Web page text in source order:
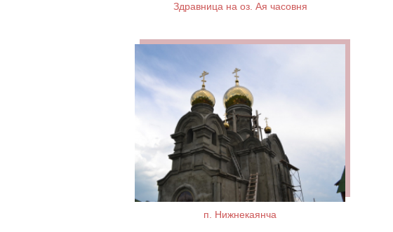
Здравница на оз. Ая часовня
п. Нижнекаянча